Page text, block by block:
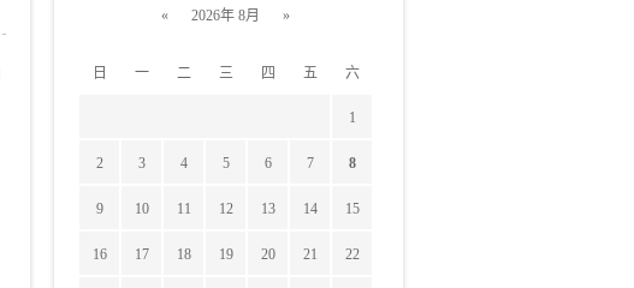
« 2026年 8月 »
日 一 二 三 四 五 六
1
2 3 4 5 6 7 8
9 10 11 12 13 14 15
16 17 18 19 20 21 22